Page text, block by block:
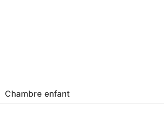
Chambre enfant